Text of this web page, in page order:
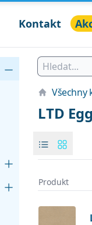
Kontakt
Všechny
LTD
Produkt